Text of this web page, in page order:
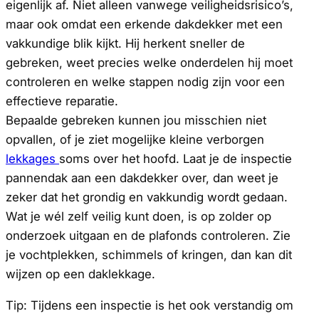
eigenlijk af. Niet alleen vanwege veiligheidsrisico’s,
maar ook omdat een erkende dakdekker met een
vakkundige blik kijkt. Hij herkent sneller de
gebreken, weet precies welke onderdelen hij moet
controleren en welke stappen nodig zijn voor een
effectieve reparatie.
Bepaalde gebreken kunnen jou misschien niet
opvallen, of je ziet mogelijke kleine verborgen
lekkages soms over het hoofd. Laat je de inspectie
pannendak aan een dakdekker over, dan weet je
zeker dat het grondig en vakkundig wordt gedaan.
Wat je wél zelf veilig kunt doen, is op zolder op
onderzoek uitgaan en de plafonds controleren. Zie
je vochtplekken, schimmels of kringen, dan kan dit
wijzen op een daklekkage.
Tip: Tijdens een inspectie is het ook verstandig om